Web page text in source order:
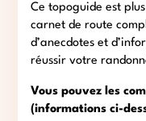
Ce topoguide est
carnet de route
d’anecdotes et
réussir votre
Vous pouvez les
(informations ci-